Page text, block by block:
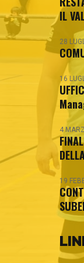
IL
28
16
4
19